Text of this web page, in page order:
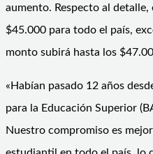
aumento. Respecto al
$45.000 para todo el país,
monto subirá hasta los
«Habían pasado 12 años
para la Educación Superior
Nuestro compromiso es